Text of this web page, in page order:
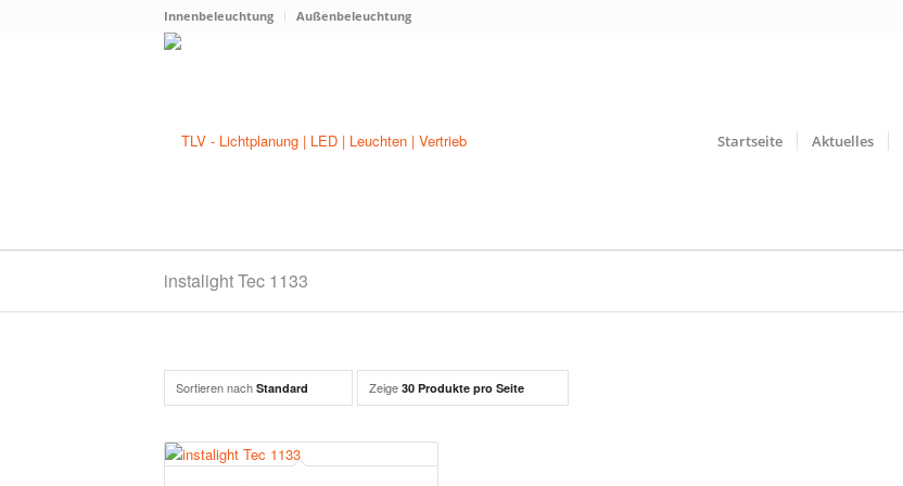
Innenbeleuchtung Außenbeleuchtung
Startseite Aktuelles
instalight Tec 1133
Sortieren nach Standard Zeige 30 Produkte pro Seite